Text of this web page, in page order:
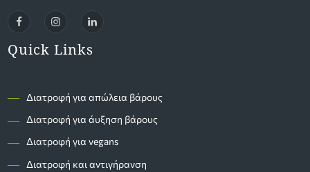
Quick Links
― Διατροφή για απώλεια βάρους
― Διατροφή για άυξηση βάρους
― Διατροφή για vegans
― Διατροφή και αντιγήρανση